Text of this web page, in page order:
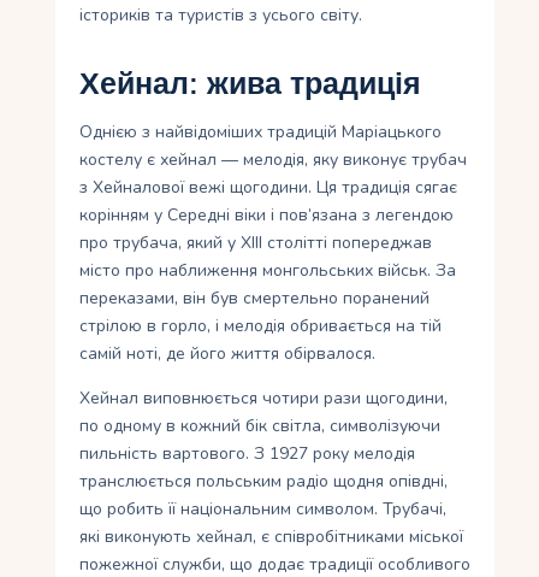
істориків та туристів з усього світу.
Хейнал: жива традиція
Однією з найвідоміших традицій Маріацького
костелу є хейнал — мелодія, яку виконує трубач
з Хейналової вежі щогодини. Ця традиція сягає
корінням у Середні віки і пов’язана з легендою
про трубача, який у XIII столітті попереджав
місто про наближення монгольських військ. За
переказами, він був смертельно поранений
стрілою в горло, і мелодія обривається на тій
самій ноті, де його життя обірвалося.
Хейнал виповнюється чотири рази щогодини,
по одному в кожний бік світла, символізуючи
пильність вартового. З 1927 року мелодія
транслюється польським радіо щодня опівдні,
що робить її національним символом. Трубачі,
які виконують хейнал, є співробітниками міської
пожежної служби, що додає традиції особливого